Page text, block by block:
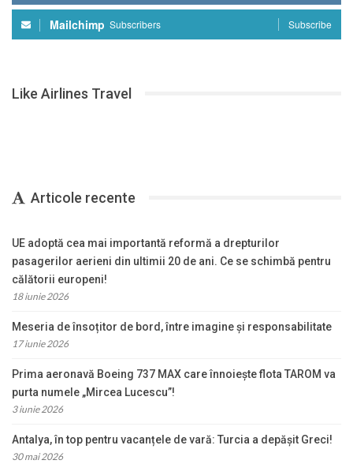
Mailchimp Subscribers Subscribe
Like Airlines Travel
Articole recente
UE adoptă cea mai importantă reformă a drepturilor
pasagerilor aerieni din ultimii 20 de ani. Ce se schimbă pentru
călătorii europeni!
18 iunie 2026
Meseria de însoțitor de bord, între imagine și responsabilitate
17 iunie 2026
Prima aeronavă Boeing 737 MAX care înnoiește flota TAROM va
purta numele „Mircea Lucescu”!
3 iunie 2026
Antalya, în top pentru vacanțele de vară: Turcia a depășit Greci!
30 mai 2026